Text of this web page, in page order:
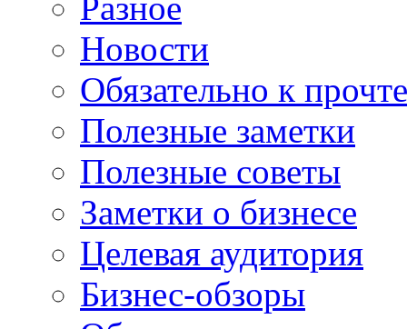
Новости
Обязательно к
Полезные заметки
Полезные советы
Заметки о бизнесе
Целевая аудитория
Бизнес-обзоры